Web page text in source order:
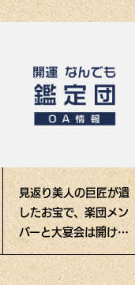
見返り美人の巨匠が遺
したお宝で、楽団メン
バーと大宴会は開ける
か!?